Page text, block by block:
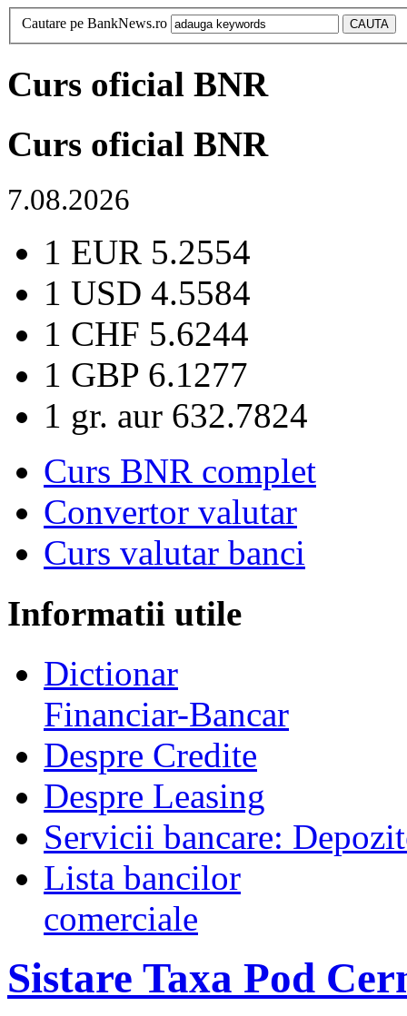
Cautare pe BankNews.ro
Curs oficial BNR
Curs oficial BNR
7.08.2026
1 EUR 5.2554
1 USD 4.5584
1 CHF 5.6244
1 GBP 6.1277
1 gr. aur 632.7824
Curs BNR complet
Convertor valutar
Curs valutar banci
Informatii utile
Dictionar
Financiar-Bancar
Despre Credite
Despre Leasing
Servicii bancare:
Lista bancilor
comerciale
Sistare Taxa Pod